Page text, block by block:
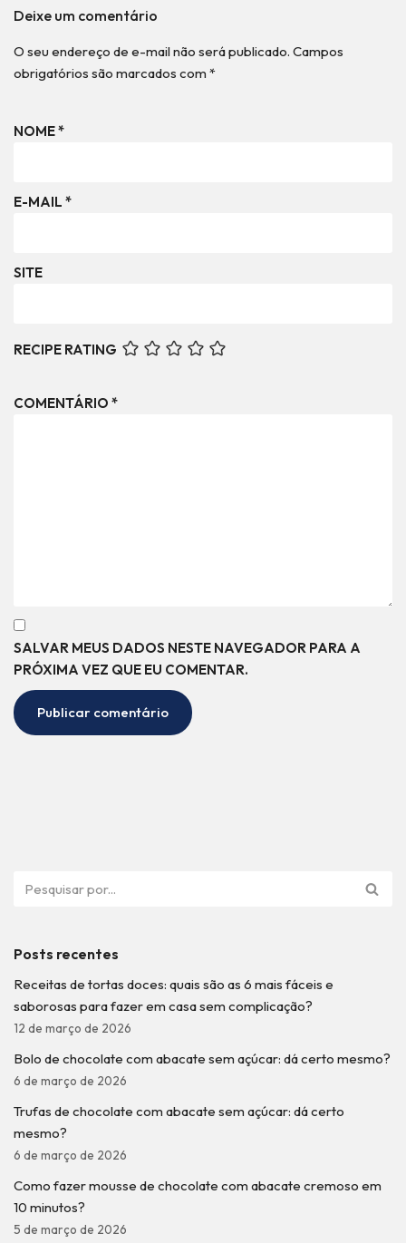
Deixe um comentário
O seu endereço de e-mail não será publicado. Campos
obrigatórios são marcados com *
NOME*
E-MAIL *
SITE
RECIPE RATING
COMENTÁRIO *
SALVAR MEUS DADOS NESTE NAVEGADOR PARA A
PRÓXIMA VEZ QUE EU COMENTAR.
Posts recentes
Receitas de tortas doces: quais são as 6 mais fáceis e
saborosas para fazer em casa sem complicação?
12 de março de 2026
Bolo de chocolate com abacate sem açúcar: dá certo mesmo?
6 de março de 2026
Trufas de chocolate com abacate sem açúcar: dá certo
mesmo?
6 de março de 2026
Como fazer mousse de chocolate com abacate cremoso em
10 minutos?
5 de março de 2026